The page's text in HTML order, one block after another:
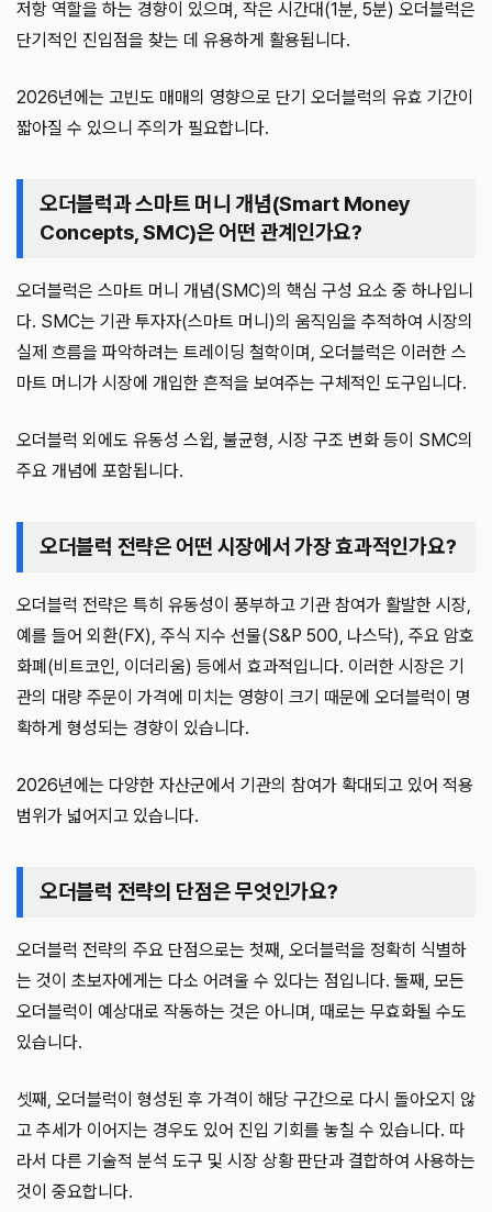
저항 역할을 하는 경향이 있으며, 작은 시간대(1분, 5분) 오더블럭은
단기적인 진입점을 찾는 데 유용하게 활용됩니다.
2026년에는 고빈도 매매의 영향으로 단기 오더블럭의 유효 기간이
짧아질 수 있으니 주의가 필요합니다.
오더블럭과 스마트 머니 개념(Smart Money
Concepts, SMC)은 어떤 관계인가요?
오더블럭은 스마트 머니 개념(SMC)의 핵심 구성 요소 중 하나입니
다. SMC는 기관 투자자(스마트 머니)의 움직임을 추적하여 시장의
실제 흐름을 파악하려는 트레이딩 철학이며, 오더블럭은 이러한 스
마트 머니가 시장에 개입한 흔적을 보여주는 구체적인 도구입니다.
오더블럭 외에도 유동성 스윕, 불균형, 시장 구조 변화 등이 SMC의
주요 개념에 포함됩니다.
오더블럭 전략은 어떤 시장에서 가장 효과적인가요?
오더블럭 전략은 특히 유동성이 풍부하고 기관 참여가 활발한 시장,
예를 들어 외환(FX), 주식 지수 선물(S&P 500, 나스닥), 주요 암호
화폐(비트코인, 이더리움) 등에서 효과적입니다. 이러한 시장은 기
관의 대량 주문이 가격에 미치는 영향이 크기 때문에 오더블럭이 명
확하게 형성되는 경향이 있습니다.
2026년에는 다양한 자산군에서 기관의 참여가 확대되고 있어 적용
범위가 넓어지고 있습니다.
오더블럭 전략의 단점은 무엇인가요?
오더블럭 전략의 주요 단점으로는 첫째, 오더블럭을 정확히 식별하
는 것이 초보자에게는 다소 어려울 수 있다는 점입니다. 둘째, 모든
오더블럭이 예상대로 작동하는 것은 아니며, 때로는 무효화될 수도
있습니다.
셋째, 오더블럭이 형성된 후 가격이 해당 구간으로 다시 돌아오지 않
고 추세가 이어지는 경우도 있어 진입 기회를 놓칠 수 있습니다. 따
라서 다른 기술적 분석 도구 및 시장 상황 판단과 결합하여 사용하는
것이 중요합니다.